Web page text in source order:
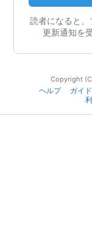
読者になると、
更新通知を
Copyright
ヘルプ
ガイ